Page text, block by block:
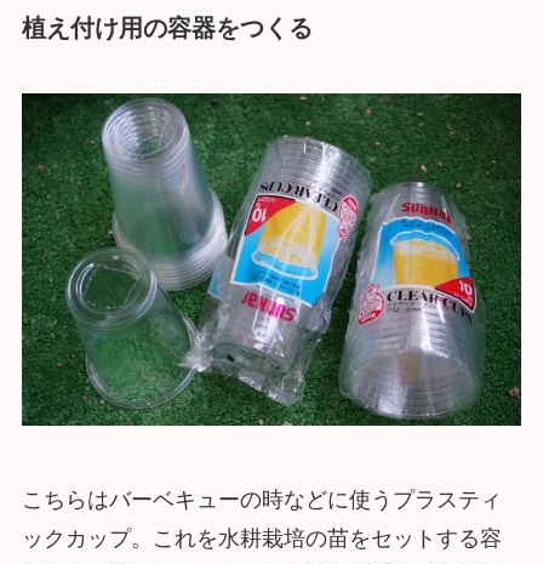
植え付け用の容器をつくる
こちらはバーベキューの時などに使うプラスティ
ックカップ。これを水耕栽培の苗をセットする容